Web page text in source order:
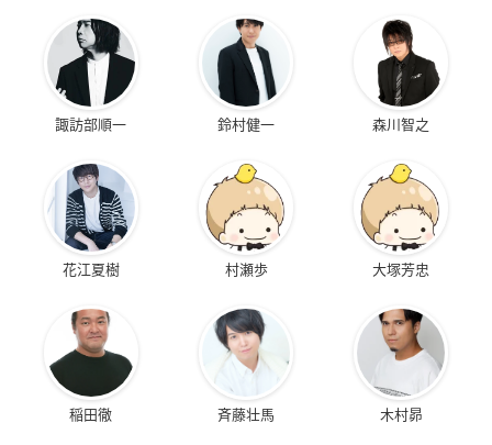
諏訪部順一 鈴村健一 森川智之
花江夏樹 村瀬歩 大塚芳忠
稲田徹 斉藤壮馬 木村昴